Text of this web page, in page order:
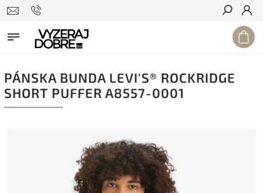
Hľadať
PÁNSKA BUNDA LEVI'S® ROCKRIDGE
SHORT PUFFER A8557-0001